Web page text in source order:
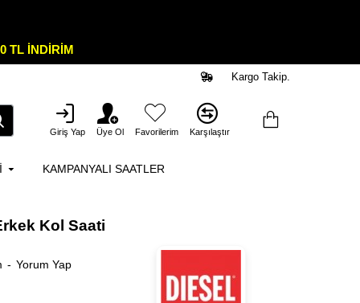
TL İNDİRİM
Kargo Takip.
Giriş Yap Üye Ol Favorilerim Karşılaştır
KAMPANYALI SAATLER
Kol Saati
- Yorum Yap